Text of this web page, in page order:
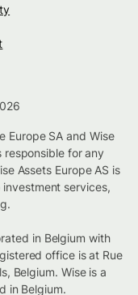
Europe SA and Wise
responsible for any
Assets Europe AS is
services,
in Belgium with
office is at Rue
Belgium. Wise is a
in Belgium.